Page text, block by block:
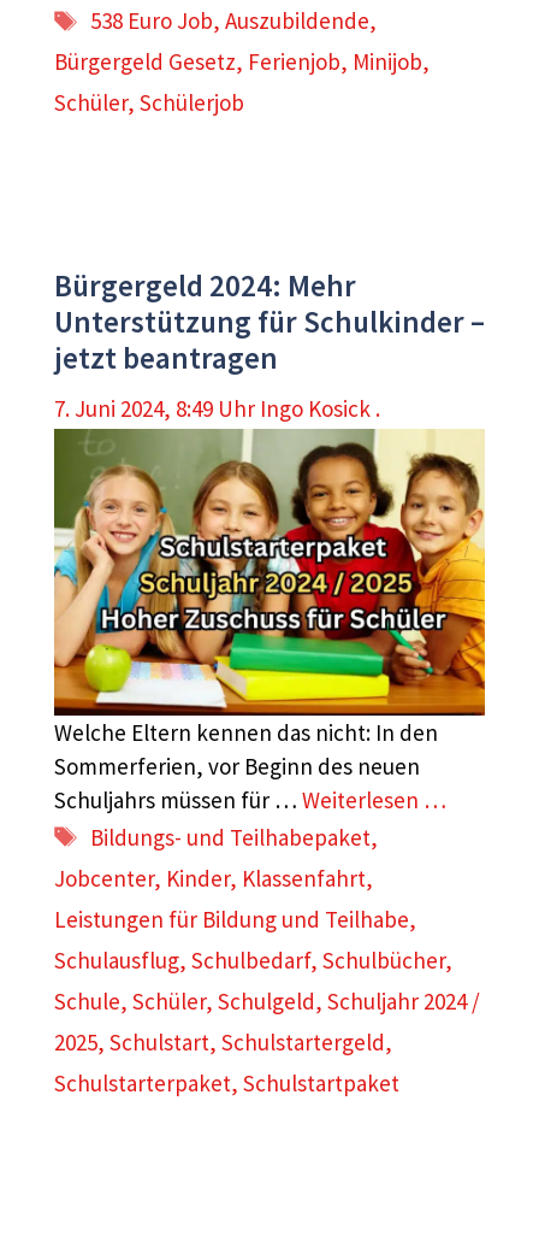
Schlagwörter
538 Euro Job,Auszubildende,
Bürgergeld Gesetz, Ferienjob, Minijob,
Schüler, Schülerjob
Bürgergeld 2024: Mehr
Unterstützung für Schulkinder –
jetzt beantragen
7. Juni 2024, 8:49 Uhr Ingo Kosick .
Welche Eltern kennen das nicht: In den
Sommerferien, vor Beginn des neuen
Schuljahrs müssen für … Weiterlesen …
Schlagwörter
Bildungs- und Teilhabepaket,
Jobcenter, Kinder, Klassenfahrt,
Leistungen für Bildung und Teilhabe,
Schulausflug, Schulbedarf, Schulbücher,
Schule, Schüler, Schulgeld, Schuljahr 2024 /
2025, Schulstart, Schulstartergeld,
Schulstarterpaket, Schulstartpaket